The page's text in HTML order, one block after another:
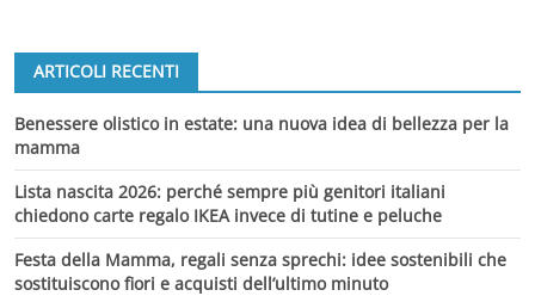
ARTICOLI RECENTI
Benessere olistico in estate: una nuova idea di bellezza per la
mamma
Lista nascita 2026: perché sempre più genitori italiani
chiedono carte regalo IKEA invece di tutine e peluche
Festa della Mamma, regali senza sprechi: idee sostenibili che
sostituiscono fiori e acquisti dell’ultimo minuto